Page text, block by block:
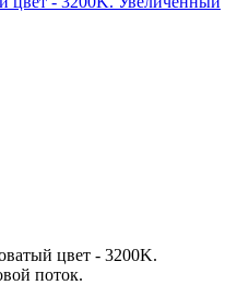
цвет - 3200K.
поток.